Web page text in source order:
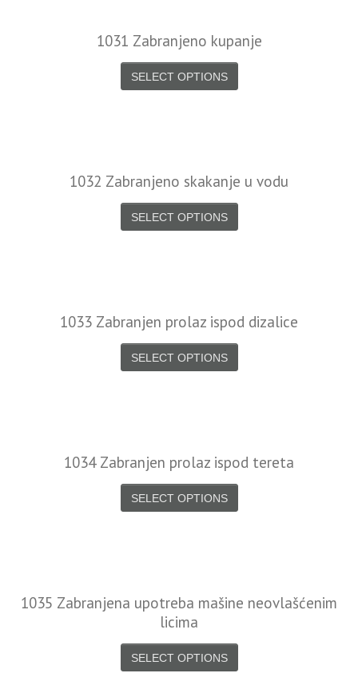
1031 Zabranjeno kupanje
SELECT OPTIONS
1032 Zabranjeno skakanje u vodu
SELECT OPTIONS
1033 Zabranjen prolaz ispod dizalice
SELECT OPTIONS
1034 Zabranjen prolaz ispod tereta
SELECT OPTIONS
1035 Zabranjena upotreba mašine neovlašćenim
licima
SELECT OPTIONS